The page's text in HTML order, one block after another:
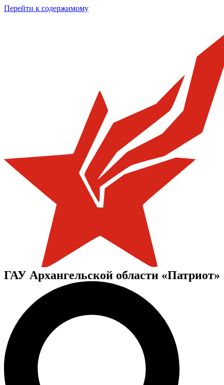
Перейти к содержимому
ГАУ Архангельской области «Патриот»